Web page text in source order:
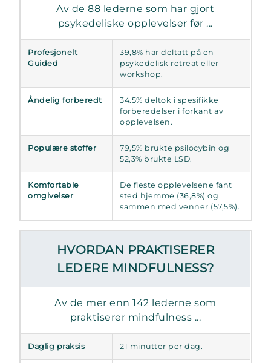
Av de 88 lederne som har gjort
psykedeliske opplevelser før ...
Profesjonelt
Guided
39,8% har deltatt på en
psykedelisk retreat eller
workshop.
Åndelig forberedt
34.5% deltok i spesifikke
forberedelser i forkant av
opplevelsen.
Populære stoffer
79,5% brukte psilocybin og
52,3% brukte LSD.
Komfortable
omgivelser
De fleste opplevelsene fant
sted hjemme (36,8%) og
sammen med venner (57,5%).
HVORDAN PRAKTISERER
LEDERE MINDFULNESS?
Av de mer enn 142 lederne som
praktiserer mindfulness ...
Daglig praksis 21 minutter per dag.